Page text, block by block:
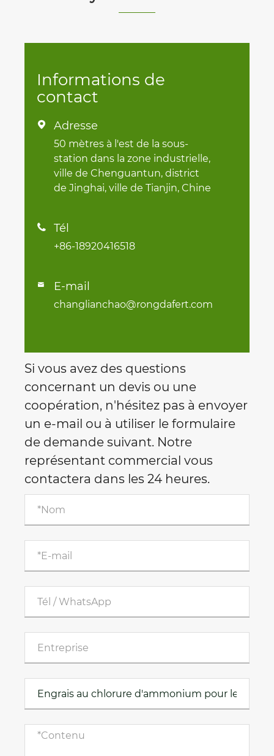
Informations de
contact
 Adresse
50 mètres à l'est de la sous-
station dans la zone industrielle,
ville de Chenguantun, district
de Jinghai, ville de Tianjin, Chine
 Tél
+86-18920416518
 E-mail
changlianchao@rongdafert.com
Si vous avez des questions
concernant un devis ou une
coopération, n'hésitez pas à envoyer
un e-mail ou à utiliser le formulaire
de demande suivant. Notre
représentant commercial vous
contactera dans les 24 heures.